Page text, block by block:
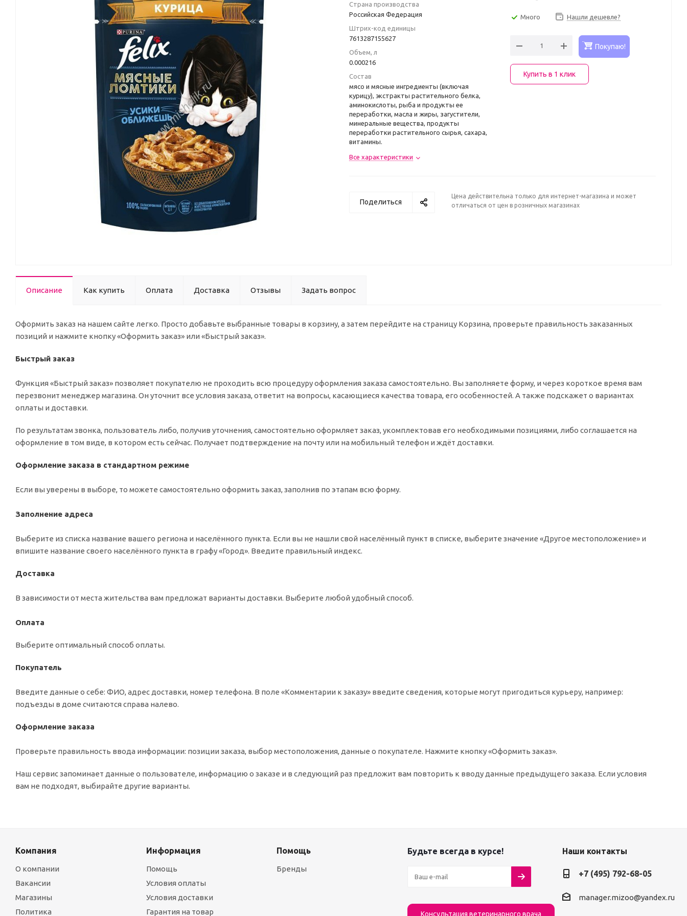
Страна производства
Российская Федерация
Штрих-код единицы
7613287155627
Объем, л
0.000216
Состав
мясо и мясные ингредиенты (включая
курицу), экстракты растительного белка,
аминокислоты, рыба и продукты ее
переработки, масла и жиры, загустители,
минеральные вещества, продукты
переработки растительного сырья, сахара,
витамины.
Все характеристики
Много Нашли дешевле?
Покупаю!
Купить в 1 клик
Поделиться
Цена действительна только для интернет-магазина и может
отличаться от цен в розничных магазинах
Описание Как купить Оплата Доставка Отзывы Задать вопрос
Оформить заказ на нашем сайте легко. Просто добавьте выбранные товары в корзину, а затем перейдите на страницу Корзина, проверьте правильность заказанных
позиций и нажмите кнопку «Оформить заказ» или «Быстрый заказ».
Быстрый заказ
Функция «Быстрый заказ» позволяет покупателю не проходить всю процедуру оформления заказа самостоятельно. Вы заполняете форму, и через короткое время вам
перезвонит менеджер магазина. Он уточнит все условия заказа, ответит на вопросы, касающиеся качества товара, его особенностей. А также подскажет о вариантах
оплаты и доставки.
По результатам звонка, пользователь либо, получив уточнения, самостоятельно оформляет заказ, укомплектовав его необходимыми позициями, либо соглашается на
оформление в том виде, в котором есть сейчас. Получает подтверждение на почту или на мобильный телефон и ждёт доставки.
Оформление заказа в стандартном режиме
Если вы уверены в выборе, то можете самостоятельно оформить заказ, заполнив по этапам всю форму.
Заполнение адреса
Выберите из списка название вашего региона и населённого пункта. Если вы не нашли свой населённый пункт в списке, выберите значение «Другое местоположение» и
впишите название своего населённого пункта в графу «Город». Введите правильный индекс.
Доставка
В зависимости от места жительства вам предложат варианты доставки. Выберите любой удобный способ.
Оплата
Выберите оптимальный способ оплаты.
Покупатель
Введите данные о себе: ФИО, адрес доставки, номер телефона. В поле «Комментарии к заказу» введите сведения, которые могут пригодиться курьеру, например:
подъезды в доме считаются справа налево.
Оформление заказа
Проверьте правильность ввода информации: позиции заказа, выбор местоположения, данные о покупателе. Нажмите кнопку «Оформить заказ».
Наш сервис запоминает данные о пользователе, информацию о заказе и в следующий раз предложит вам повторить к вводу данные предыдущего заказа. Если условия
вам не подходят, выбирайте другие варианты.
Компания
О компании
Вакансии
Магазины
Политика
Информация
Помощь
Условия оплаты
Условия доставки
Гарантия на товар
Помощь
Бренды
Будьте всегда в курсе!
Консультация ветеринарного врача
Наши контакты
+7 (495) 792-68-05
manager.mizoo@yandex.ru